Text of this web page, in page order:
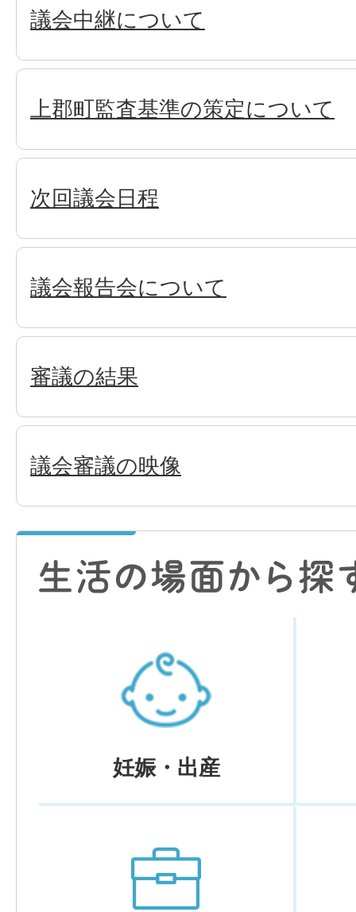
議会中継について
上郡町監査基準の策定について
次回議会日程
議会報告会について
審議の結果
議会審議の映像
妊娠・出産